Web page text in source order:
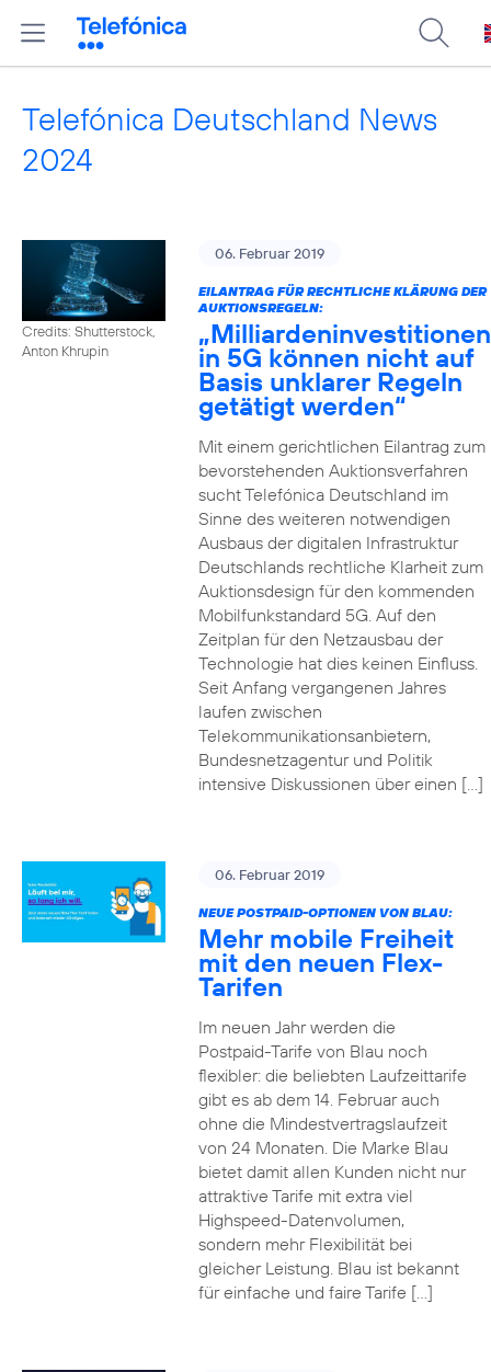
Telefónica Deutschland News
2024
Credits: Shutterstock,
Anton Khrupin
06. Februar 2019
EILANTRAG FÜR RECHTLICHE KLÄRUNG DER
AUKTIONSREGELN:
„Milliardeninvestitionen
in 5G können nicht auf
Basis unklarer Regeln
getätigt werden“
Mit einem gerichtlichen Eilantrag zum
bevorstehenden Auktionsverfahren
sucht Telefónica Deutschland im
Sinne des weiteren notwendigen
Ausbaus der digitalen Infrastruktur
Deutschlands rechtliche Klarheit zum
Auktionsdesign für den kommenden
Mobilfunkstandard 5G. Auf den
Zeitplan für den Netzausbau der
Technologie hat dies keinen Einfluss.
Seit Anfang vergangenen Jahres
laufen zwischen
Telekommunikationsanbietern,
Bundesnetzagentur und Politik
intensive Diskussionen über einen […]
06. Februar 2019
NEUE POSTPAID-OPTIONEN VON BLAU:
Mehr mobile Freiheit
mit den neuen Flex-
Tarifen
Im neuen Jahr werden die
Postpaid-Tarife von Blau noch
flexibler: die beliebten Laufzeittarife
gibt es ab dem 14. Februar auch
ohne die Mindestvertragslaufzeit
von 24 Monaten. Die Marke Blau
bietet damit allen Kunden nicht nur
attraktive Tarife mit extra viel
Highspeed-Datenvolumen,
sondern mehr Flexibilität bei
gleicher Leistung. Blau ist bekannt
für einfache und faire Tarife […]